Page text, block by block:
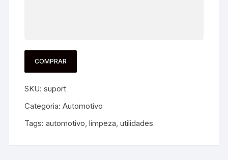
COMPRAR
SKU:suport
Categoria:Automotivo
Tags:automotivo,limpeza,utilidades